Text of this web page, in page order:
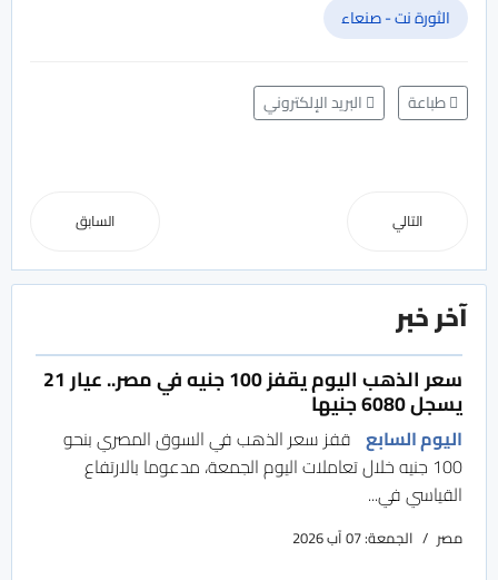
الثورة نت - صنعاء
طباعة البريد الإلكتروني
السابق التالي
آخر خبر
سعر الذهب اليوم يقفز 100 جنيه في مصر.. عيار 21
يسجل 6080 جنيها
اليوم السابع قفز سعر الذهب في السوق المصري بنحو
100 جنيه خلال تعاملات اليوم الجمعة، مدعوما بالارتفاع
القياسي في...
مصر الجمعة: 07 آب 2026